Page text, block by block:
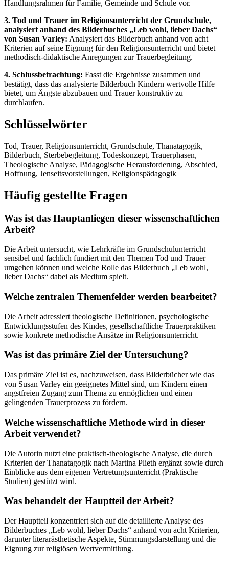
Handlungsrahmen für Familie, Gemeinde und Schule vor.
3. Tod und Trauer im Religionsunterricht der Grundschule,
analysiert anhand des Bilderbuches „Leb wohl, lieber Dachs“
von Susan Varley: Analysiert das Bilderbuch anhand von acht
Kriterien auf seine Eignung für den Religionsunterricht und bietet
methodisch-didaktische Anregungen zur Trauerbegleitung.
4. Schlussbetrachtung: Fasst die Ergebnisse zusammen und
bestätigt, dass das analysierte Bilderbuch Kindern wertvolle Hilfe
bietet, um Ängste abzubauen und Trauer konstruktiv zu
durchlaufen.
Schlüsselwörter
Tod, Trauer, Religionsunterricht, Grundschule, Thanatagogik,
Bilderbuch, Sterbebegleitung, Todeskonzept, Trauerphasen,
Theologische Analyse, Pädagogische Herausforderung, Abschied,
Hoffnung, Jenseitsvorstellungen, Religionspädagogik
Häufig gestellte Fragen
Was ist das Hauptanliegen dieser wissenschaftlichen
Arbeit?
Die Arbeit untersucht, wie Lehrkräfte im Grundschulunterricht
sensibel und fachlich fundiert mit den Themen Tod und Trauer
umgehen können und welche Rolle das Bilderbuch „Leb wohl,
lieber Dachs“ dabei als Medium spielt.
Welche zentralen Themenfelder werden bearbeitet?
Die Arbeit adressiert theologische Definitionen, psychologische
Entwicklungsstufen des Kindes, gesellschaftliche Trauerpraktiken
sowie konkrete methodische Ansätze im Religionsunterricht.
Was ist das primäre Ziel der Untersuchung?
Das primäre Ziel ist es, nachzuweisen, dass Bilderbücher wie das
von Susan Varley ein geeignetes Mittel sind, um Kindern einen
angstfreien Zugang zum Thema zu ermöglichen und einen
gelingenden Trauerprozess zu fördern.
Welche wissenschaftliche Methode wird in dieser
Arbeit verwendet?
Die Autorin nutzt eine praktisch-theologische Analyse, die durch
Kriterien der Thanatagogik nach Martina Plieth ergänzt sowie durch
Einblicke aus dem eigenen Vertretungsunterricht (Praktische
Studien) gestützt wird.
Was behandelt der Hauptteil der Arbeit?
Der Hauptteil konzentriert sich auf die detaillierte Analyse des
Bilderbuches „Leb wohl, lieber Dachs“ anhand von acht Kriterien,
darunter literarästhetische Aspekte, Stimmungsdarstellung und die
Eignung zur religiösen Wertvermittlung.